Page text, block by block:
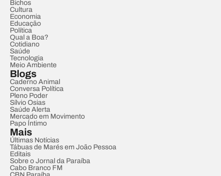
Bichos
Cultura
Economia
Educação
Política
Qual a Boa?
Cotidiano
Saúde
Tecnologia
Meio Ambiente
Blogs
Caderno Animal
Conversa Política
Pleno Poder
Sílvio Osias
Saúde Alerta
Mercado em Movimento
Papo Íntimo
Mais
Últimas Notícias
Tábuas de Marés em João Pessoa
Editais
Sobre o Jornal da Paraíba
Cabo Branco FM